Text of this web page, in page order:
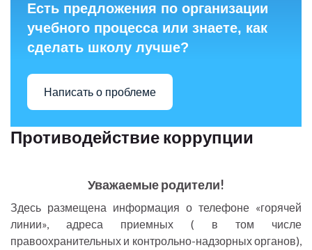
Есть предложения по организации
учебного процесса или знаете, как
сделать школу лучше?
Написать о проблеме
Противодействие коррупции
Уважаемые родители!
Здесь размещена информация о телефоне «горячей
линии», адреса приемных ( в том числе
правоохранительных и контрольно-надзорных органов),